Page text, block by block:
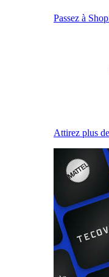
Passez à
Attirez plus